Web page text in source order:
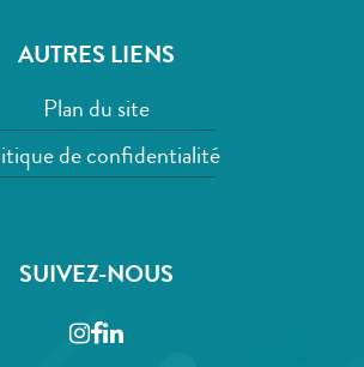
AUTRES LIENS
Plan du site
de confidentialité
SUIVEZ-NOUS
Instagram
Facebook
LinkedIn